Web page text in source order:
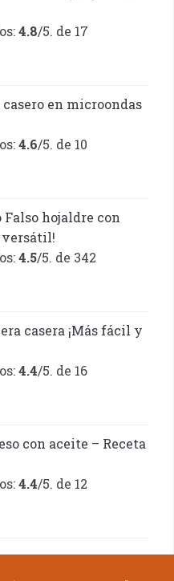
4.8/5. de 17
en microondas
4.6/5. de 10
Falso hojaldre con
versátil!
4.5/5. de 342
casera ¡Más fácil y
4.4/5. de 16
con aceite – Receta
4.4/5. de 12